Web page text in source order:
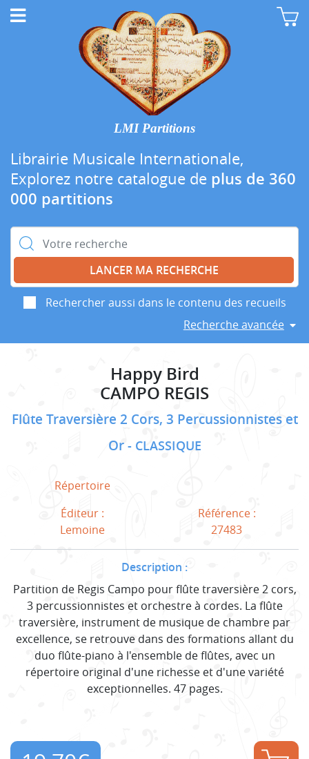
LMI Partitions
Librairie Musicale Internationale,
Explorez notre catalogue de plus de 360
000 partitions
Rechercher :
Rechercher aussi dans le contenu des recueils
Recherche avancée
Happy Bird
CAMPO REGIS
Flûte Traversière 2 Cors, 3 Percussionnistes et
Or
CLASSIQUE
Répertoire
Éditeur :
Lemoine
Référence :
27483
Description :
Partition de Regis Campo pour flûte traversière 2 cors,
3 percussionnistes et orchestre à cordes. La flûte
traversière, instrument de musique de chambre par
excellence, se retrouve dans des formations allant du
duo flûte-piano à l'ensemble de flûtes, avec un
répertoire original d'une richesse et d'une variété
exceptionnelles. 47 pages.